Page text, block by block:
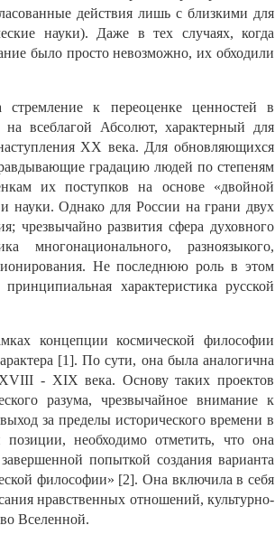
действия лишь с близкими для
науки). Даже в тех случаях, когда
было просто невозможно, их обходили
стремление к переоценке ценностей в
всеблагой Абсолют, характерный для
ХХ века. Для обновляющихся
градацию людей по степеням
их поступков на основе «двойной
науки. Однако для России на грани двух
чрезвычайно развития сфера духовного
многонационального, разноязыкого,
Не последнюю роль в этом
характеристика русской
концепции космической философии
[1]. По сути, она была аналогична
- XIX века. Основу таких проектов
разума, чрезвычайное внимание к
за пределы исторического времени в
необходимо отметить, что она
попыткой создания варианта
философии» [2]. Она включила в себя
нравственных отношений, культурно-
Вселенной.